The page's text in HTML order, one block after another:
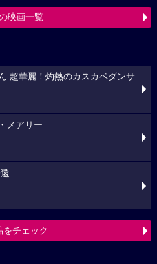
映画一覧
超華麗！灼熱のカスカベダンサ
メアリー
をチェック